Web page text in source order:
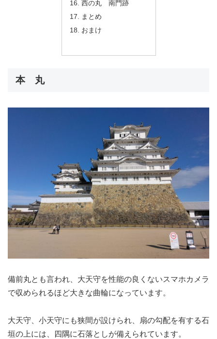
西の丸 南門跡
まとめ
おまけ
本 丸
備前丸とも言われ、大天守を性能の良くないスマホカメラ
で収められるほど大きな曲輪になっています。
大天守、小天守にも狭間が設けられ、扇の勾配を有する石
垣の上には、四隅に石落としが備えられています。